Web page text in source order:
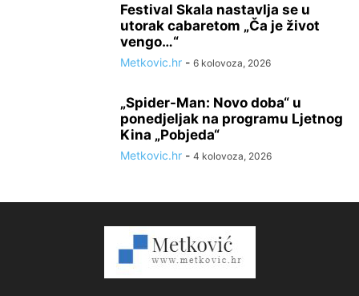
Festival Skala nastavlja se u
utorak cabaretom „Ča je život
vengo…“
Metkovic.hr - 6 kolovoza, 2026
„Spider-Man: Novo doba“ u
ponedjeljak na programu Ljetnog
Kina „Pobjeda“
Metkovic.hr - 4 kolovoza, 2026